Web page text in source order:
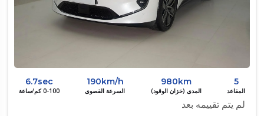
5
المقاعد
980km
المدى (خزان الوقود)
190km/h
السرعة القصوى
6.7sec
0-100 كم/ساعة
لم يتم تقييمه بعد